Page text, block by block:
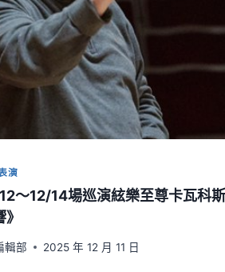
演
～12/14場巡演絃樂至尊卡瓦科
輯部 2025 年 12 月 11 日